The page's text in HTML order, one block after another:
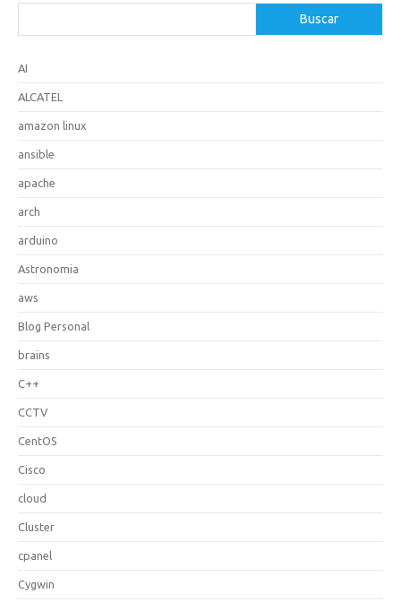
Buscar
AI
ALCATEL
amazon linux
ansible
apache
arch
arduino
Astronomia
aws
Blog Personal
brains
C++
CCTV
CentOS
Cisco
cloud
Cluster
cpanel
Cygwin